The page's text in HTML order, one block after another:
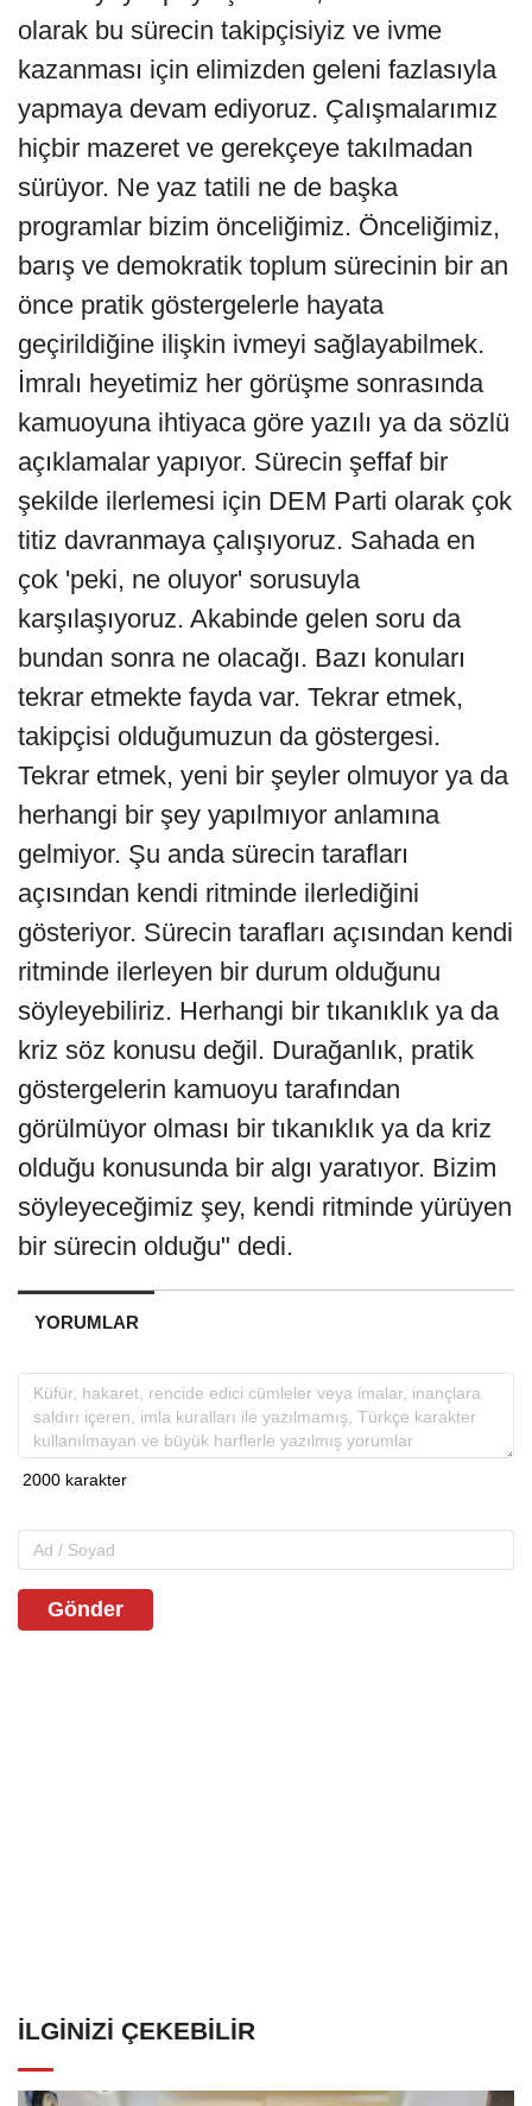
olarak bu sürecin takipçisiyiz ve ivme
kazanması için elimizden geleni fazlasıyla
yapmaya devam ediyoruz. Çalışmalarımız
hiçbir mazeret ve gerekçeye takılmadan
sürüyor. Ne yaz tatili ne de başka
programlar bizim önceliğimiz. Önceliğimiz,
barış ve demokratik toplum sürecinin bir an
önce pratik göstergelerle hayata
geçirildiğine ilişkin ivmeyi sağlayabilmek.
İmralı heyetimiz her görüşme sonrasında
kamuoyuna ihtiyaca göre yazılı ya da sözlü
açıklamalar yapıyor. Sürecin şeffaf bir
şekilde ilerlemesi için DEM Parti olarak çok
titiz davranmaya çalışıyoruz. Sahada en
çok 'peki, ne oluyor' sorusuyla
karşılaşıyoruz. Akabinde gelen soru da
bundan sonra ne olacağı. Bazı konuları
tekrar etmekte fayda var. Tekrar etmek,
takipçisi olduğumuzun da göstergesi.
Tekrar etmek, yeni bir şeyler olmuyor ya da
herhangi bir şey yapılmıyor anlamına
gelmiyor. Şu anda sürecin tarafları
açısından kendi ritminde ilerlediğini
gösteriyor. Sürecin tarafları açısından kendi
ritminde ilerleyen bir durum olduğunu
söyleyebiliriz. Herhangi bir tıkanıklık ya da
kriz söz konusu değil. Durağanlık, pratik
göstergelerin kamuoyu tarafından
görülmüyor olması bir tıkanıklık ya da kriz
olduğu konusunda bir algı yaratıyor. Bizim
söyleyeceğimiz şey, kendi ritminde yürüyen
bir sürecin olduğu" dedi.
YORUMLAR
Gönder
İLGINIZI ÇEKEBILIR